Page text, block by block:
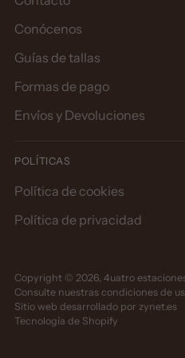
Conócenos
Guías de tallas
Formas de pago
Envíos y Devoluciones
POLÍTICAS
Política de cookies
Política de privacidad
Copyright © 2026, 4uatro
Consulte nuestras condiciones de
Sitio web desarrollado por zynet.es
Tecnología de Shopify